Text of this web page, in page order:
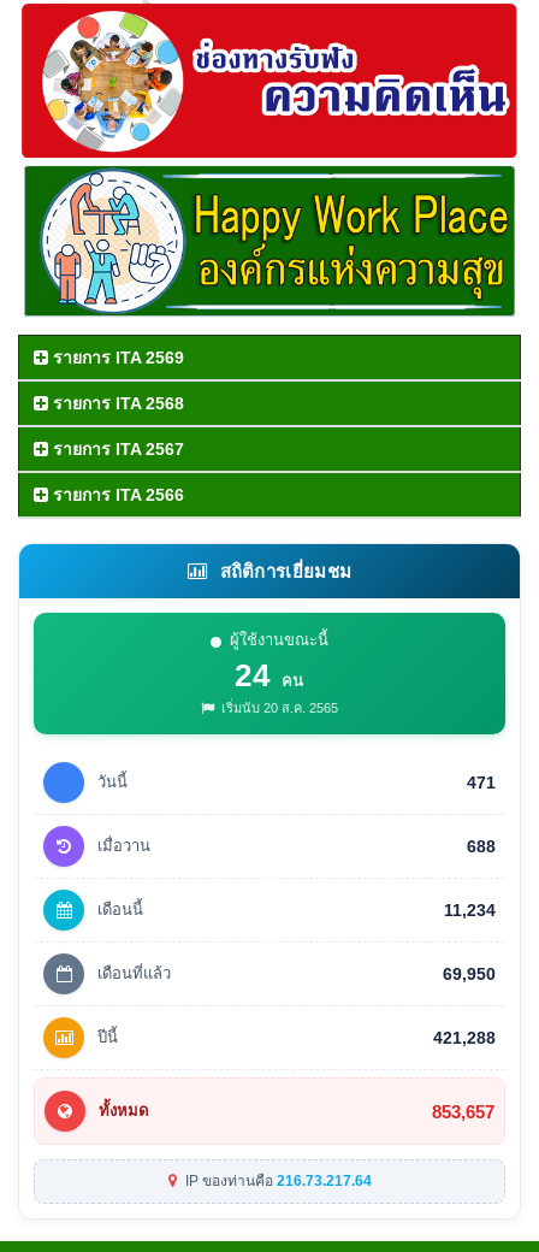
รายการ ITA 2569
รายการ ITA 2568
รายการ ITA 2567
รายการ ITA 2566
สถิติการเยี่ยมชม
ผู้ใช้งานขณะนี้
24 คน
เริ่มนับ 20 ส.ค. 2565
วันนี้ 471
เมื่อวาน 688
เดือนนี้ 11,234
เดือนที่แล้ว 69,950
ปีนี้ 421,288
ทั้งหมด 853,657
IP ของท่านคือ 216.73.217.64